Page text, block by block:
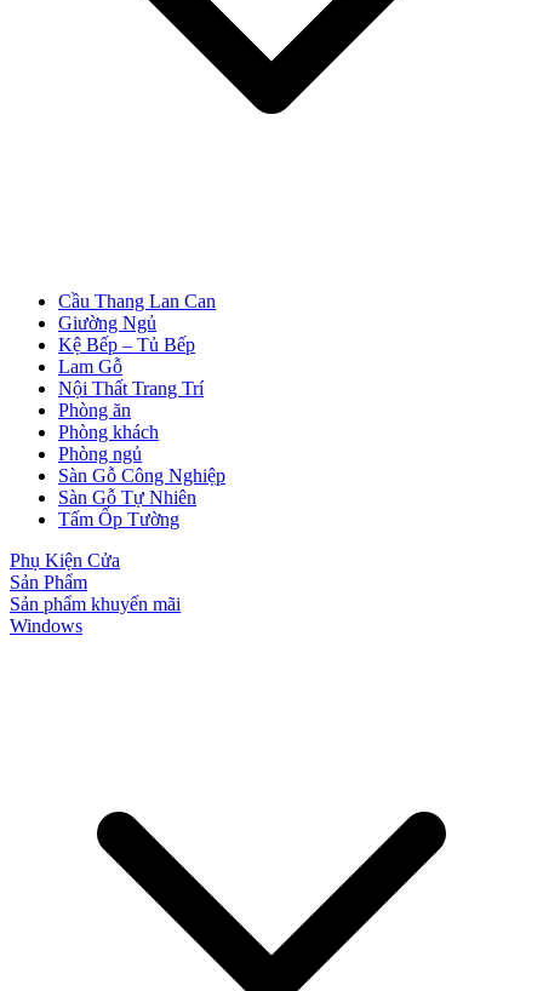
Tuyển Dụng
Cầu Thang Lan Can
Giường Ngủ
Kệ Bếp – Tủ Bếp
Lam Gỗ
Nội Thất Trang Trí
Phòng ăn
Phòng khách
Phòng ngủ
Sàn Gỗ Công Nghiệp
Sàn Gỗ Tự Nhiên
Tấm Ốp Tường
Phụ Kiện Cửa
Sản Phẩm
Sản phẩm khuyến mãi
Windows